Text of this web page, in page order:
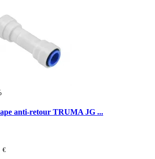
anti-retour TRUMA JG ...
€